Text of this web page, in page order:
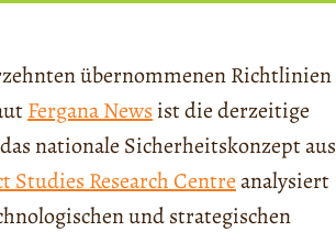
übernommenen Richtlinien
Fergana News ist die derzeitige
nationale Sicherheitskonzept aus
Studies Research Centreanalysiert
und strategischen